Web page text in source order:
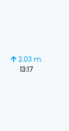
2.03 m.
13:17